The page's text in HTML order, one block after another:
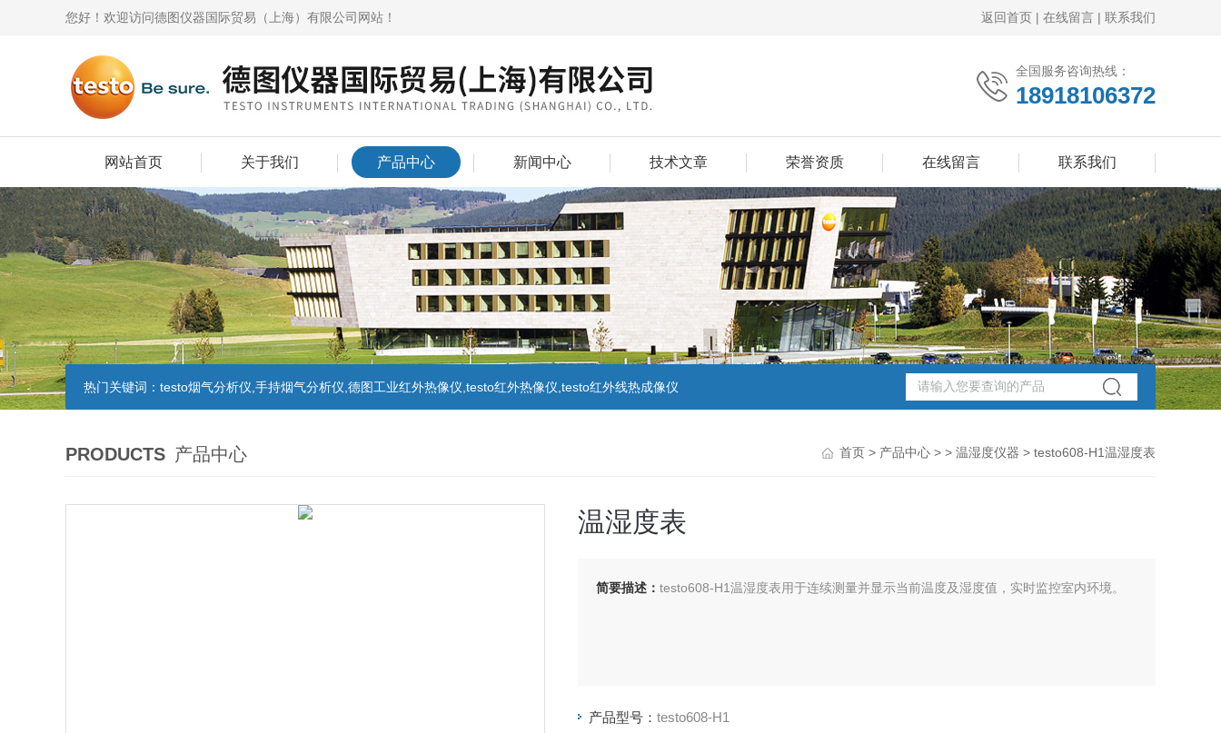
您好！欢迎访问德图仪器国际贸易（上海）有限公司网站！ 返回首页 | 在线留言 | 联系我们
全国服务咨询热线：
18918106372
网站首页 关于我们 产品中心 新闻中心 技术文章 荣誉资质 在线留言 联系我们
热门关键词： testo烟气分析仪,手持烟气分析仪,德图工业红外热像仪,testo红外热像仪,testo红外线热成像仪
PRODUCTS 产品中心 首页 > 产品中心 > > 温湿度仪器 > testo608-H1温湿度表
温湿度表
简要描述： testo608-H1温湿度表用于连续测量并显示当前温度及湿度值，实时监控室内环境。
产品型号： testo608-H1